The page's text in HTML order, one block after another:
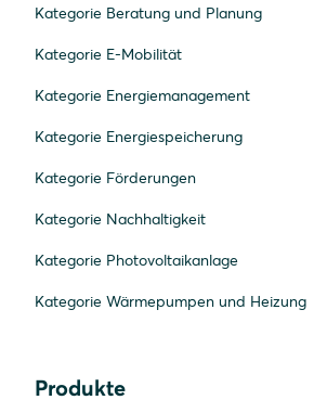
Kategorie Beratung und Planung
Kategorie E-Mobilität
Kategorie Energiemanagement
Kategorie Energiespeicherung
Kategorie Förderungen
Kategorie Nachhaltigkeit
Kategorie Photovoltaikanlage
Kategorie Wärmepumpen und Heizung
Produkte